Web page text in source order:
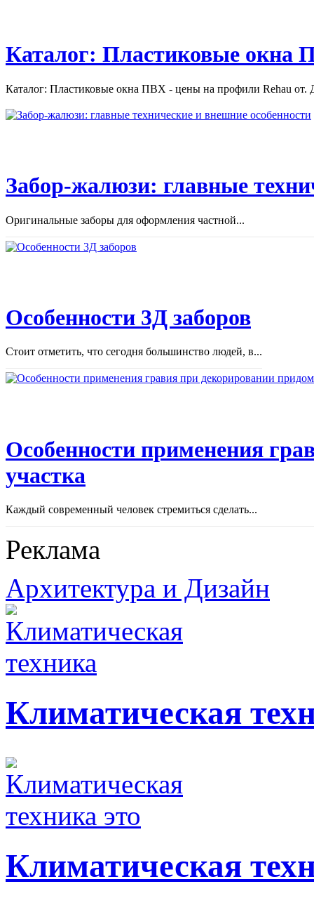
Каталог: Пластиковые окна
Каталог: Пластиковые окна ПВХ - цены на профили Rehau от.
Забор-жалюзи: главные
Оригинальные заборы для оформления частной...
Особенности 3Д заборов
Стоит отметить, что сегодня большинство людей, в...
Особенности применения
участка
Каждый современный человек стремиться сделать...
Реклама
Архитектура и Дизайн
Климатическая
Климатическая